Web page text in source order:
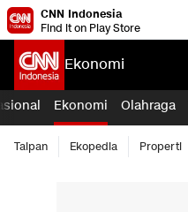
CNN Indonesia
Find it on Play Store
Ekonomi
Ekonomi Olahraga
Taipan Ekopedia Properti